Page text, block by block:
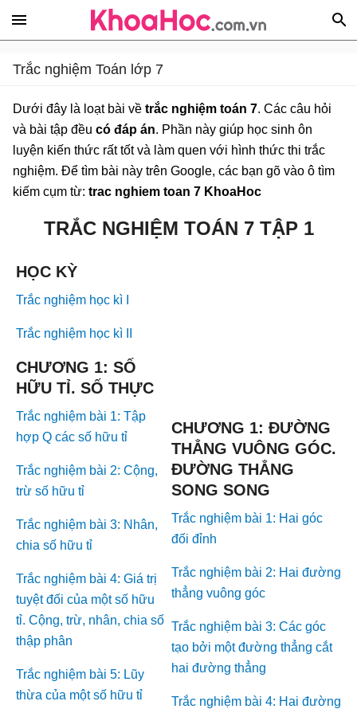
Trắc nghiệm Toán lớp 7
Dưới đây là loạt bài về trắc nghiệm toán 7. Các câu hỏi
và bài tập đều có đáp án. Phần này giúp học sinh ôn
luyện kiến thức rất tốt và làm quen với hình thức thi trắc
nghiệm. Để tìm bài này trên Google, các bạn gõ vào ô tìm
kiếm cụm từ: trac nghiem toan 7 KhoaHoc
TRẮC NGHIỆM TOÁN 7 TẬP 1
HỌC KỲ
Trắc nghiệm học kì I
Trắc nghiệm học kì II
CHƯƠNG 1: SỐ
HỮU TỈ. SỐ THỰC
Trắc nghiệm bài 1: Tập
hợp Q các số hữu tỉ
Trắc nghiệm bài 2: Cộng,
trừ số hữu tỉ
Trắc nghiệm bài 3: Nhân,
chia số hữu tỉ
Trắc nghiệm bài 4: Giá trị
tuyệt đối của một số hữu
tỉ. Cộng, trừ, nhân, chia số
thập phân
Trắc nghiệm bài 5: Lũy
thừa của một số hữu tỉ
CHƯƠNG 1: ĐƯỜNG
THẲNG VUÔNG GÓC.
ĐƯỜNG THẲNG
SONG SONG
Trắc nghiệm bài 1: Hai góc
đối đỉnh
Trắc nghiệm bài 2: Hai đường
thẳng vuông góc
Trắc nghiệm bài 3: Các góc
tạo bởi một đường thẳng cắt
hai đường thẳng
Trắc nghiệm bài 4: Hai đường